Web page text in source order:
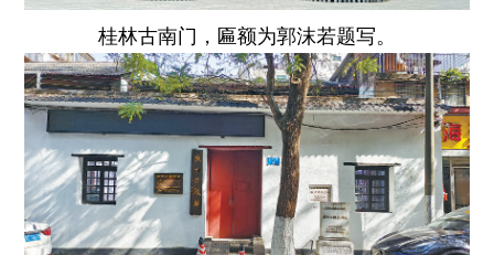
桂林古南门，匾额为郭沫若题写。